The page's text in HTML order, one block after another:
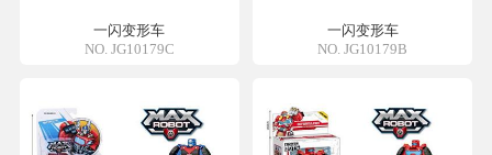
一闪变形车
NO. JG10179C
一闪变形车
NO. JG10179B